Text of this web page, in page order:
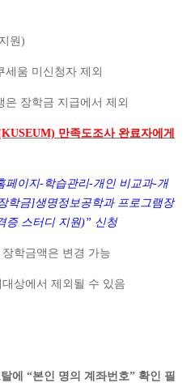
원)
세움 미신청자 제외
은 장학금 지급에서 제외
만족도조사 완료자에게
페이지-학습관리-개인 비교과-개
학금]생명정보공학과 프로그램장
증 스터디 지원)” 신청
학금액은 변경 가능
상에서 제외될 수 있음
에 “본인 명의 계좌번호” 확인 필